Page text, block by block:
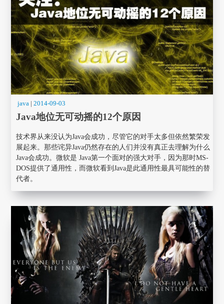
java |2014-09-03
Java地位无可动摇的12个原因
技术界从来没认为Java会成功，尽管它的对手太多但依然繁荣发
展起来。那些诧异Java仍然存在的人们并没有真正去理解为什么
Java会成功。微软是 Java第一个面对的强大对手，因为那时MS-
DOS提供了通用性，而微软看到Java是此通用性最具可能性的替
代者。